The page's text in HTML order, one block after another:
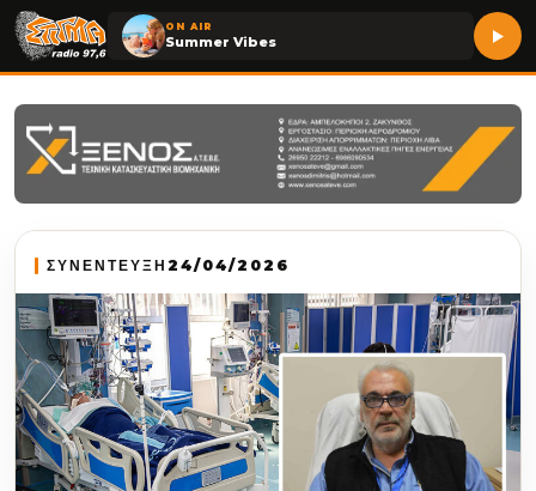
ON AIR
Summer Vibes
ΣΥΝΕΝΤΕΥΞΗ 24/04/2026